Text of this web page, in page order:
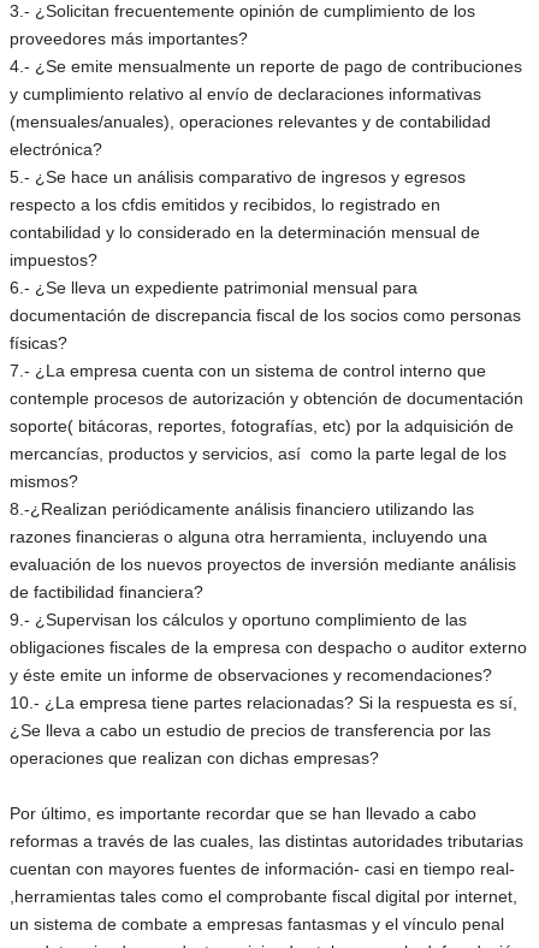
3.- ¿Solicitan frecuentemente opinión de cumplimiento de los
proveedores más importantes?
4.- ¿Se emite mensualmente un reporte de pago de contribuciones
y cumplimiento relativo al envío de declaraciones informativas
(mensuales/anuales), operaciones relevantes y de contabilidad
electrónica?
5.- ¿Se hace un análisis comparativo de ingresos y egresos
respecto a los cfdis emitidos y recibidos, lo registrado en
contabilidad y lo considerado en la determinación mensual de
impuestos?
6.- ¿Se lleva un expediente patrimonial mensual para
documentación de discrepancia fiscal de los socios como personas
físicas?
7.- ¿La empresa cuenta con un sistema de control interno que
contemple procesos de autorización y obtención de documentación
soporte( bitácoras, reportes, fotografías, etc) por la adquisición de
mercancías, productos y servicios, así como la parte legal de los
mismos?
8.-¿Realizan periódicamente análisis financiero utilizando las
razones financieras o alguna otra herramienta, incluyendo una
evaluación de los nuevos proyectos de inversión mediante análisis
de factibilidad financiera?
9.- ¿Supervisan los cálculos y oportuno complimiento de las
obligaciones fiscales de la empresa con despacho o auditor externo
y éste emite un informe de observaciones y recomendaciones?
10.- ¿La empresa tiene partes relacionadas? Si la respuesta es sí,
¿Se lleva a cabo un estudio de precios de transferencia por las
operaciones que realizan con dichas empresas?
Por último, es importante recordar que se han llevado a cabo
reformas a través de las cuales, las distintas autoridades tributarias
cuentan con mayores fuentes de información- casi en tiempo real-
,herramientas tales como el comprobante fiscal digital por internet,
un sistema de combate a empresas fantasmas y el vínculo penal